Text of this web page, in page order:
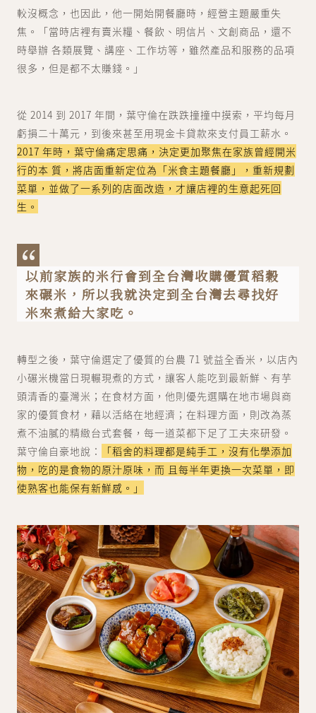
較沒概念，也因此，他一開始開餐廳時，經營主題嚴重失
焦。「當時店裡有賣米糧、餐飲、明信片、文創商品，還不
時舉辦 各類展覽、講座、工作坊等，雖然產品和服務的品項
很多，但是都不太賺錢。」
從 2014 到 2017 年間，葉守倫在跌跌撞撞中摸索，平均每月
虧損二十萬元，到後來甚至用現金卡貸款來支付員工薪水。
2017 年時，葉守倫痛定思痛，決定更加聚焦在家族曾經開米
行的本 質，將店面重新定位為「米食主題餐廳」，重新規劃
菜單，並做了一系列的店面改造，才讓店裡的生意起死回
生。
以前家族的米行會到全台灣收購優質稻穀
來碾米，所以我就決定到全台灣去尋找好
米來煮給大家吃。
轉型之後，葉守倫選定了優質的台農 71 號益全香米，以店內
小碾米機當日現輾現煮的方式，讓客人能吃到最新鮮、有芋
頭清香的臺灣米；在食材方面，他則優先選購在地市場與商
家的優質食材，藉以活絡在地經濟；在料理方面，則改為蒸
煮不油膩的精緻台式套餐，每一道菜都下足了工夫來研發。
葉守倫自豪地說：
「稻舍的料理都是純手工，沒有化學添加
物，吃的是食物的原汁原味，而 且每半年更換一次菜單，即
使熟客也能保有新鮮感。」